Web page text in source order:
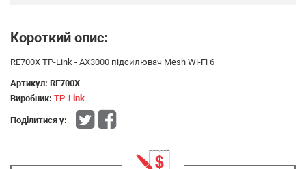
Короткий опис:
RE700X TP-Link - AX3000 підсилювач Mesh Wi-Fi 6
Артикул: RE700X
Виробник: TP-Link
Поділитися у: